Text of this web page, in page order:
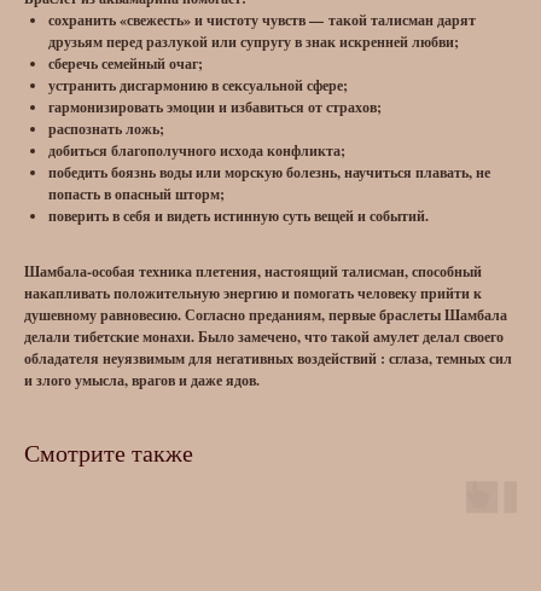
сохранить «свежесть» и чистоту чувств — такой талисман дарят
друзьям перед разлукой или супругу в знак искренней любви;
сберечь семейный очаг;
устранить дисгармонию в сексуальной сфере;
гармонизировать эмоции и избавиться от страхов;
распознать ложь;
добиться благополучного исхода конфликта;
победить боязнь воды или морскую болезнь, научиться плавать, не
попасть в опасный шторм;
поверить в себя и видеть истинную суть вещей и событий.
Шамбала-особая техника плетения, настоящий талисман, способный
накапливать положительную энергию и помогать человеку прийти к
душевному равновесию. Согласно преданиям, первые браслеты Шамбала
делали тибетские монахи. Было замечено, что такой амулет делал своего
обладателя неуязвимым для негативных воздействий : сглаза, темных сил
и злого умысла, врагов и даже ядов.
Смотрите также